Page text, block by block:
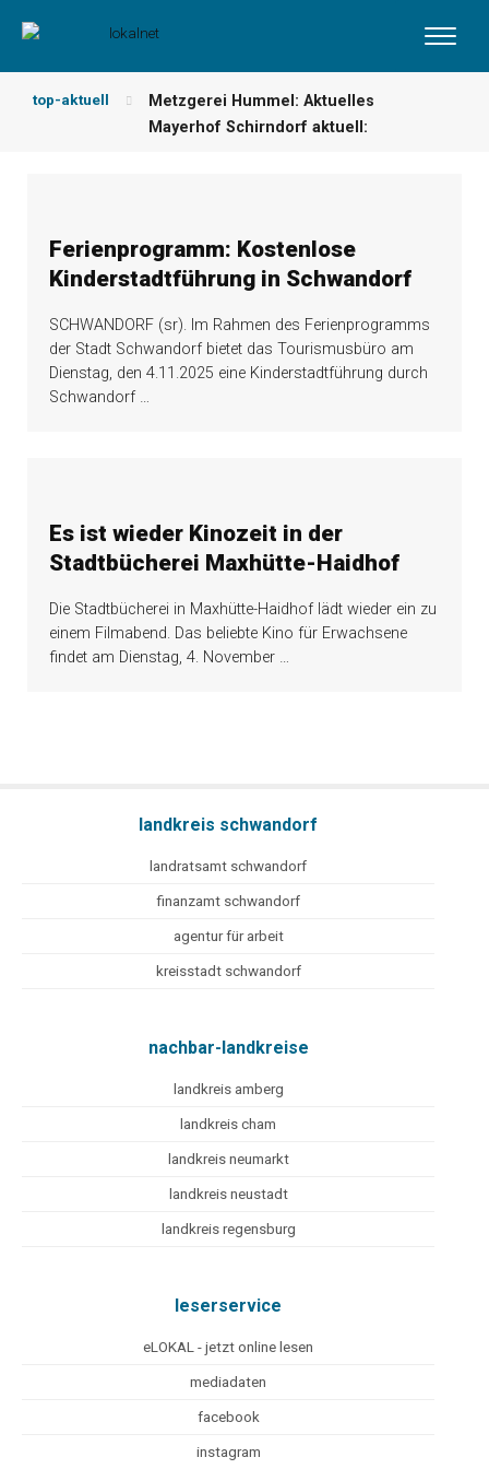
top-aktuell
Metzgerei Hummel: Aktuelles
Wochenangebot! maxhütte-haidhof
Mayerhof Schirndorf aktuell:
Grillspezialitäten u.v.m.!
kallmünz
leserbriefe
Maxhütter Fischladen: Unser aktuelles
Nutzen Sie aktuelle Angebote Ihrer
Region! angebote vor ort | anzeige
Ferienprogramm: Kostenlose
Kinderstadtführung in Schwandorf
SCHWANDORF (sr). Im Rahmen des Ferienprogramms
der Stadt Schwandorf bietet das Tourismusbüro am
Dienstag, den 4.11.2025 eine Kinderstadtführung durch
Schwandorf …
Es ist wieder Kinozeit in der
Stadtbücherei Maxhütte-Haidhof
Die Stadtbücherei in Maxhütte-Haidhof lädt wieder ein zu
einem Filmabend. Das beliebte Kino für Erwachsene
findet am Dienstag, 4. November …
landkreis schwandorf
landratsamt schwandorf
finanzamt schwandorf
agentur für arbeit
kreisstadt schwandorf
nachbar-landkreise
landkreis amberg
landkreis cham
landkreis neumarkt
landkreis neustadt
landkreis regensburg
leserservice
eLOKAL - jetzt online lesen
mediadaten
facebook
instagram